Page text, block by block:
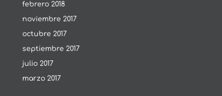
febrero 2018
noviembre 2017
octubre 2017
septiembre 2017
julio 2017
marzo 2017